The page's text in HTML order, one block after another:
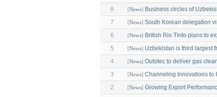
8
[News]
Business circles of
7
[News] South Korean delegation
6
[News]
British Rio Tinto plans to
5
[News] Uzbekistan is third largest
4
[News] Outotec to deliver gas
3
[News] Сhanneling Innovations to
2
[News] Growing Export